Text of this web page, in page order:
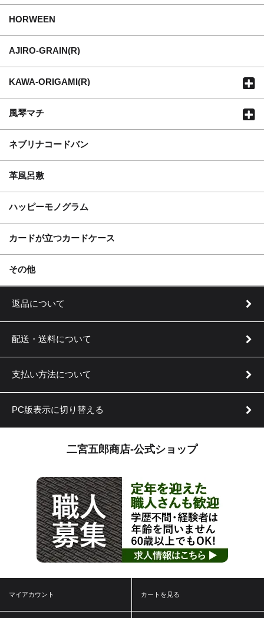
HORWEEN
AJIRO-GRAIN(R)
KAWA-ORIGAMI(R)
風琴マチ
ネブリナコードバン
革風呂敷
ハッピーモノグラム
カードが立つカードケース
その他
返品について
配送・送料について
支払い方法について
PC版表示に切り替える
二宮五郎商店-公式ショップ
マイアカウント カートを見る